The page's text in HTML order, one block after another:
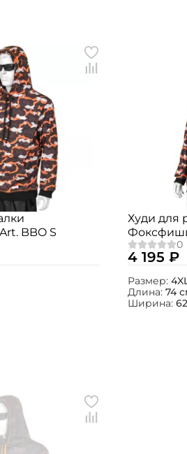
BBO S
Худи для
4 195 ₽
Размер:
Длина: 74
Ширина:
Создать аккаунт
*
пароль: *
данную форму вы
персональных данных